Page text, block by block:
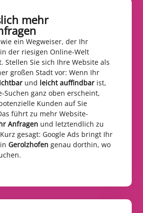
mehr
ein Wegweiser, der Ihr
der riesigen Online-Welt
Stellen Sie sich Ihre Website als
großen Stadt vor: Wenn Ihr
und leicht auffindbar ist,
Suchen ganz oben erscheint,
Kunden auf Sie
führt zu mehr Website-
Anfragen und letztendlich zu
gesagt: Google Ads bringt Ihr
Gerolzhofen genau dorthin, wo